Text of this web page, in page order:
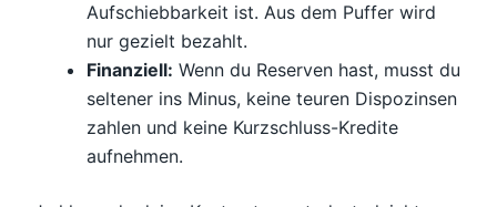
Aufschiebbarkeit ist. Aus dem Puffer wird
nur gezielt bezahlt.
Finanziell: Wenn du Reserven hast, musst du
seltener ins Minus, keine teuren Dispozinsen
zahlen und keine Kurzschluss-Kredite
aufnehmen.